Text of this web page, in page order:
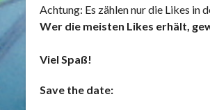
Achtung: Es zählen nur die Likes
Wer die meisten Likes erhält,
Viel Spaß!
Save the date: